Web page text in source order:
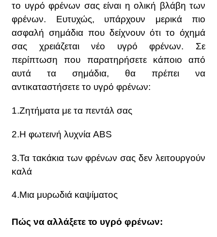
το υγρό φρένων σας είναι η ολική βλάβη των
φρένων. Ευτυχώς, υπάρχουν μερικά πιο
ασφαλή σημάδια που δείχνουν ότι το όχημά
σας χρειάζεται νέο υγρό φρένων. Σε
περίπτωση που παρατηρήσετε κάποιο από
αυτά τα σημάδια, θα πρέπει να
αντικαταστήσετε το υγρό φρένων:
1.Ζητήματα με τα πεντάλ σας
2.Η φωτεινή λυχνία ABS
3.Τα τακάκια των φρένων σας δεν λειτουργούν
καλά
4.Μια μυρωδιά καψίματος
Πώς να αλλάξετε το υγρό φρένων: